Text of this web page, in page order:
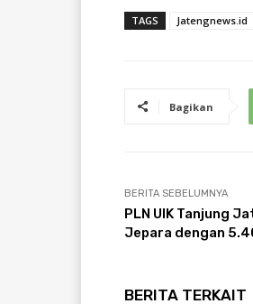
TAGS Jatengnews.id
Bagikan
BERITA SEBELUMNYA
PLN UIK Tanjung
Jepara dengan
BERITA TERKAIT